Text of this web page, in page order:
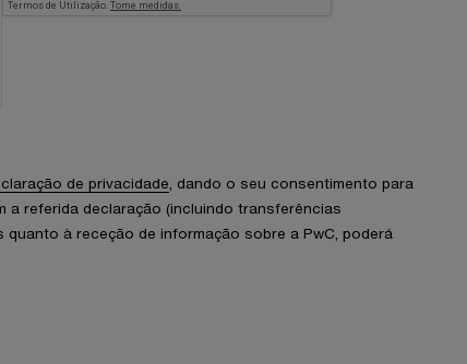
de privacidade, dando o seu consentimento para
referida declaração (incluindo transferências
quanto à receção de informação sobre a PwC, poderá